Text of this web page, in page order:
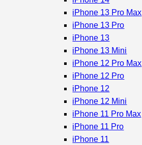
iPhone 13 Pro Max
iPhone 13 Pro
iPhone 13
iPhone 13 Mini
iPhone 12 Pro Max
iPhone 12 Pro
iPhone 12
iPhone 12 Mini
iPhone 11 Pro Max
iPhone 11 Pro
iPhone 11